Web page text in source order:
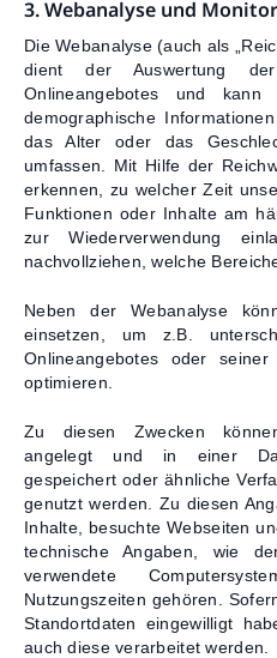
3. Webanalyse und
Die Webanalyse (auch als
dient der Auswertung der
Onlineangebotes und kann
demographische
das Alter oder das
umfassen. Mit Hilfe der
erkennen, zu welcher Zeit
Funktionen oder Inhalte am
zur Wiederverwendung
nachvollziehen, welche
Neben der Webanalyse
einsetzen, um z.B.
Onlineangebotes oder
optimieren.
Zu diesen Zwecken
angelegt und in einer
gespeichert oder ähnliche
genutzt werden. Zu diesen
Inhalte, besuchte Webseiten
technische Angaben, wie
verwendete
Nutzungszeiten gehören.
Standortdaten eingewilligt
auch diese verarbeitet werden.